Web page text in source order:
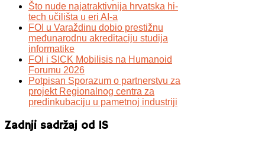
Što nude najatraktivnija hrvatska hi-
tech učilišta u eri AI-a
FOI u Varaždinu dobio prestižnu
međunarodnu akreditaciju studija
informatike
FOI i SICK Mobilisis na Humanoid
Forumu 2026
Potpisan Sporazum o partnerstvu za
projekt Regionalnog centra za
predinkubaciju u pametnoj industriji
Zadnji sadržaj od IS